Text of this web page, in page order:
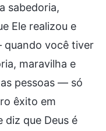
sabedoria,
Ele realizou e
quando você tiver
maravilha e
pessoas — só
êxito em
diz que Deus é